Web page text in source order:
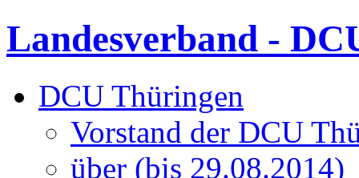
Landesverband -
DCU Thüringen
Vorstand der DCU
über (bis 29.08.2014)